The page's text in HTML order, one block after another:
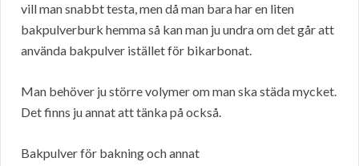
vill man snabbt testa, men då man bara har en liten
bakpulverburk hemma så kan man ju undra om det går att
använda bakpulver istället för bikarbonat.
Man behöver ju större volymer om man ska städa mycket.
Det finns ju annat att tänka på också.
Bakpulver för bakning och annat